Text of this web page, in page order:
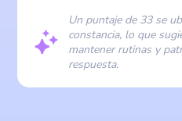
Un puntaje de 33 se
constancia, lo que
mantener rutinas y
respuesta.